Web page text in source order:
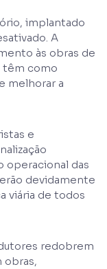
implantado
A
às obras de
têm como
melhorar a
e
operacional das
devidamente
viária de todos
redobrem
obras,